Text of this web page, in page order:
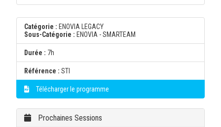
Catégorie : ENOVIA LEGACY
Sous-Catégorie : ENOVIA - SMARTEAM
Durée : 7h
Référence : STI
Télécharger le programme
Prochaines Sessions